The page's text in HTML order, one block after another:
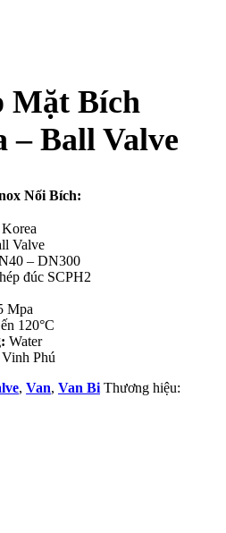
Mặt Bích
– Ball Valve
Nối Bích:
Valve
– DN300
đúc SCPH2
Mpa
120°C
Water
Phú
, Van, Van Bi Thương hiệu: